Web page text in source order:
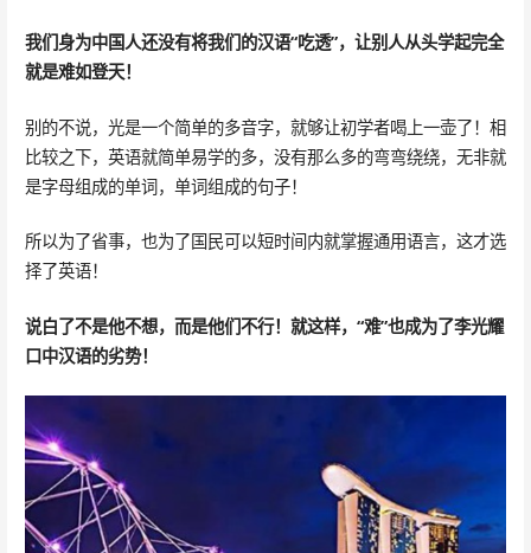
我们身为中国人还没有将我们的汉语“吃透”，让别人从头学起完全
就是难如登天！
别的不说，光是一个简单的多音字，就够让初学者喝上一壶了！相
比较之下，英语就简单易学的多，没有那么多的弯弯绕绕，无非就
是字母组成的单词，单词组成的句子！
所以为了省事，也为了国民可以短时间内就掌握通用语言，这才选
择了英语！
说白了不是他不想，而是他们不行！就这样，“难”也成为了李光耀
口中汉语的劣势！